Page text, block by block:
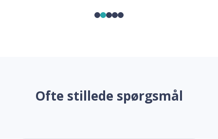
Ofte stillede spørgsmål